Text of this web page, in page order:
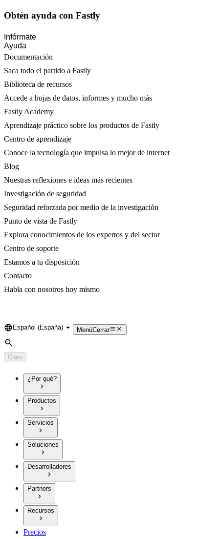
Obtén ayuda con Fastly
Infórmate
Ayuda
Documentación
Saca todo el partido a Fastly
Biblioteca de recursos
Accede a hojas de datos, informes y mucho más
Fastly Academy
Aprendizaje práctico sobre los productos de Fastly
Centro de aprendizaje
Conoce la tecnología que impulsa lo mejor de internet
Blog
Nuestras reflexiones e ideas más recientes
Investigación de seguridad
Seguridad reforzada por medio de la investigación
Punto de vista de Fastly
Explora conocimientos de los expertos y del sector
Centro de soporte
Estamos a tu disposición
Contacto
Habla con nosotros hoy mismo
Language
Español (España) MenúCerrar
Búsqueda
Claro
¿Por qué?
Productos
Servicios
Soluciones
Desarrolladores
Partners
Recursos
Precios